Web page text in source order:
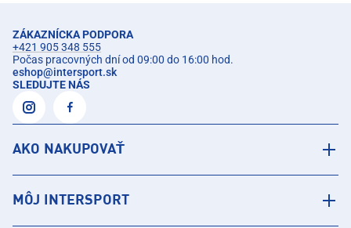
ZÁKAZNÍCKA PODPORA
+421 905 348 555
Počas pracovných dní od 09:00 do 16:00 hod.
eshop@intersport.sk
SLEDUJTE NÁS
AKO NAKUPOVAŤ
MÔJ INTERSPORT